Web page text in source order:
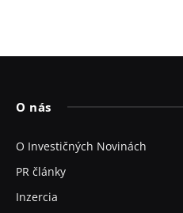
O nás
O Investičných Novinách
PR články
Inzercia